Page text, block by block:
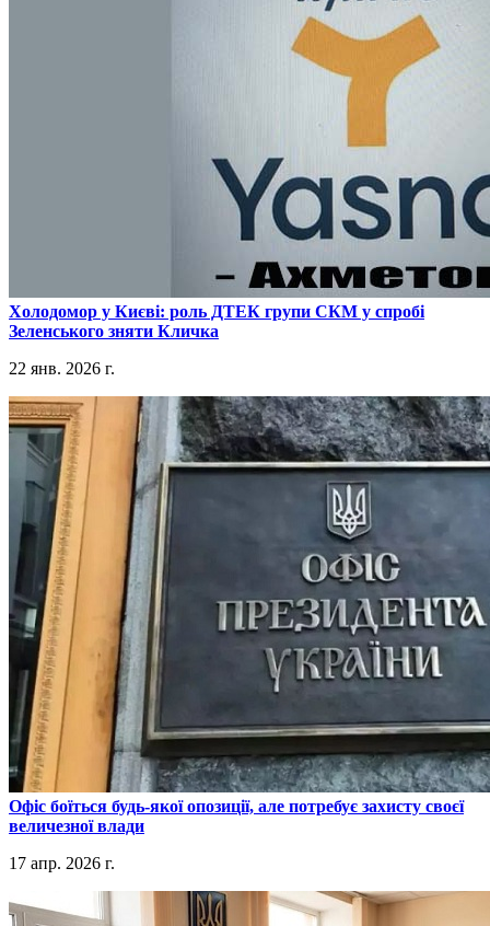
​Холодомор у Києві: роль ДТЕК групи СКМ у спробі
Зеленського зняти Кличка
22 янв. 2026 г.
​Офіс боїться будь-якої опозиції, але потребує захисту своєї
величезної влади
17 апр. 2026 г.